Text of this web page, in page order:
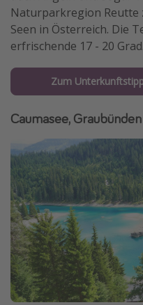
Naturparkregion Reutte
Seen in Österreich. Die
erfrischende 17 - 20 Grad.
Zum
Caumasee, Graubünden